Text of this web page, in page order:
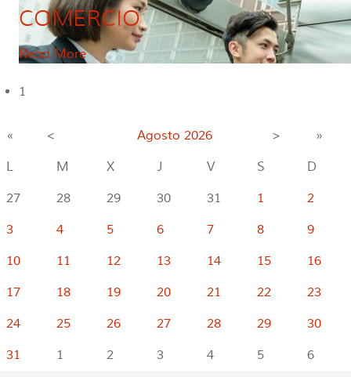
COMERCIO
Read More
1
« < Agosto 2026 >
»
L
M X J V S
D
27
28 29 30 31 1
2
3
4 5 6 7 8
9
10
11 12 13 14 15
16
17
18 19 20 21 22
23
24
25 26 27 28 29
30
31
1 2 3 4 5 6